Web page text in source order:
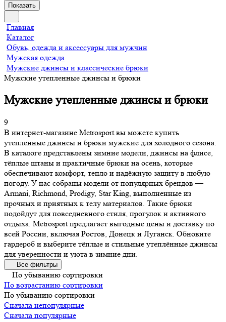
Показать
Главная
Каталог
Обувь, одежда и аксессуары для мужчин
Мужская одежда
Мужские джинсы и классические брюки
Мужские утепленные джинсы и брюки
Мужские утепленные джинсы и брюки
9
В интернет-магазине Metrosport вы можете купить
утеплённые джинсы и брюки мужские для холодного сезона.
В каталоге представлены зимние модели, джинсы на флисе,
тёплые штаны и практичные брюки на осень, которые
обеспечивают комфорт, тепло и надёжную защиту в любую
погоду. У нас собраны модели от популярных брендов —
Armani, Richmond, Prodigy, Star King, выполненные из
прочных и приятных к телу материалов. Такие брюки
подойдут для повседневного стиля, прогулок и активного
отдыха. Metrosport предлагает выгодные цены и доставку по
всей России, включая Ростов, Донецк и Луганск. Обновите
гардероб и выберите тёплые и стильные утеплённые джинсы
для уверенности и уюта в зимние дни.
Все фильтры
По убыванию сортировки
По возрастанию сортировки
По убыванию сортировки
Сначала непопулярные
Сначала популярные